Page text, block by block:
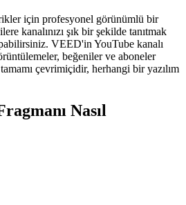
için profesyonel görünümlü bir
kanalınızı şık bir şekilde tanıtmak
VEED'in YouTube kanalı
beğeniler ve aboneler
çevrimiçidir, herhangi bir yazılım
Nasıl